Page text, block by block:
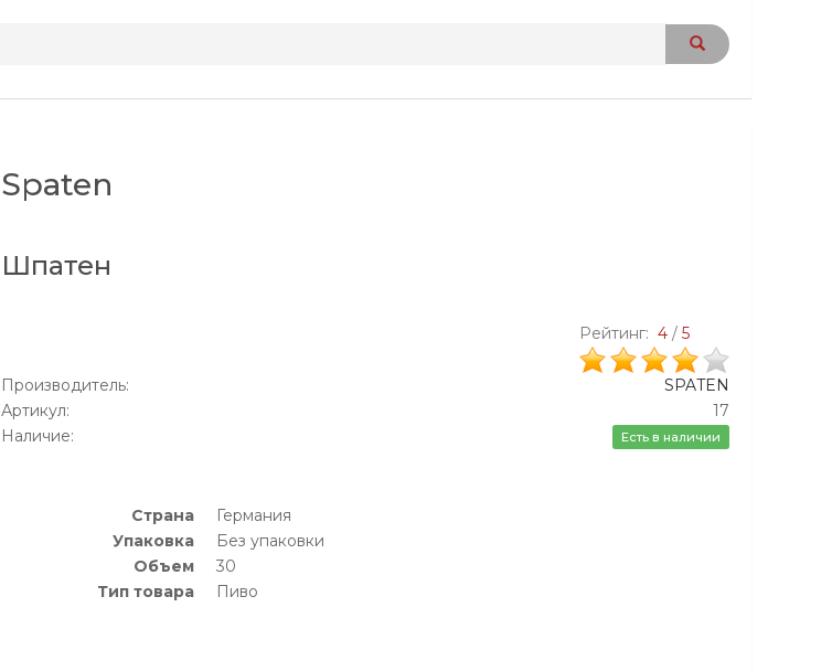
Spaten
Шпатен
Рейтинг: 4 / 5
Производитель:
SPATEN
Артикул:
17
Наличие:
Есть в наличии
Страна
Германия
Упаковка
Без упаковки
Объем
30
Тип товара
Пиво